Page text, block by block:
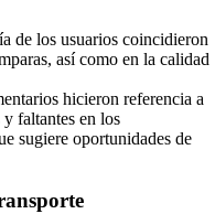
de los usuarios coincidieron
así como en la calidad
hicieron referencia a
y faltantes en los
sugiere oportunidades de